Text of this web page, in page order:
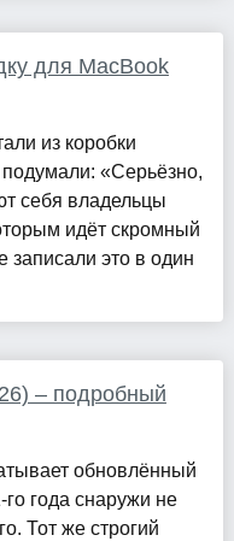
для MacBook
из коробки
«Серьёзно,
себя владельцы
идёт скромный
записали это в один
– подробный
обновлённый
года снаружи не
Тот же строгий